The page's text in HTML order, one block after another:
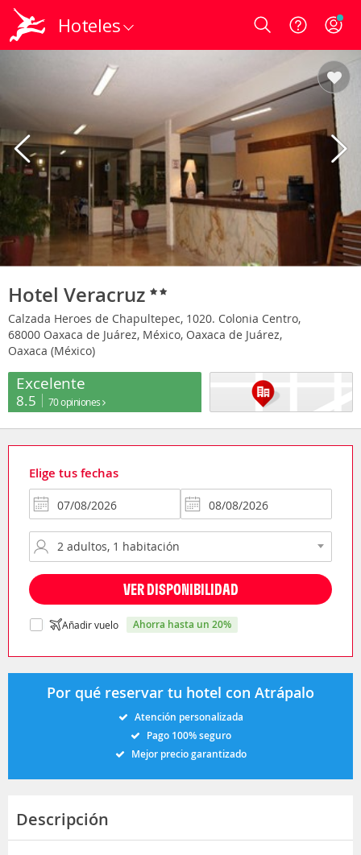
Hoteles Login
Hotel Veracruz
Calzada Heroes de Chapultepec, 1020. Colonia Centro,
68000 Oaxaca de Juárez, México, Oaxaca de Juárez,
Oaxaca (México)
Excelente
8.5 70 opiniones
Elige tus fechas
VER DISPONIBILIDAD
Añadir vuelo ahorra hasta un 20%
Por qué reservar tu hotel con Atrápalo
Atención personalizada
Pago 100% seguro
Mejor precio garantizado
Descripción